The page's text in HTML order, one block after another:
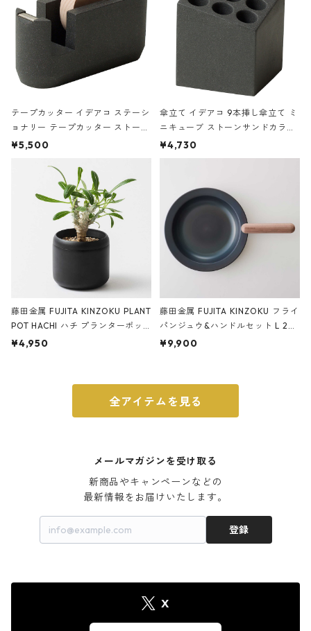
テープカッター イデアコ ステーシ
ョナリー テープカッター ストーン
サンドカラー 石調 ideaco Station
¥5,500
傘立て イデアコ 9本挿し傘立て ミ
ニキューブ ストーンサンドカラー
石調 ideaco Umbrella Stand CUB
E ストーンサンドブラック
¥4,730
藤田金属 FUJITA KINZOKU PLANT
POT HACHI ハチ プランターポッ
ト 3号 ブラック
¥4,950
藤田金属 FUJITA KINZOKU フライ
パンジュウ&ハンドルセット L 24c
m ガス火・IH対応 鉄フライパン
¥9,900
全アイテムを見る
メールマガジンを受け取る
新商品やキャンペーンなどの
最新情報をお届けいたします。
登録
X